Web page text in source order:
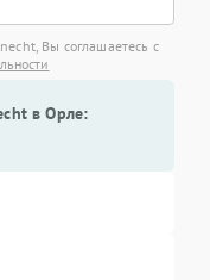
Вы соглашаетесь с
в Орле: